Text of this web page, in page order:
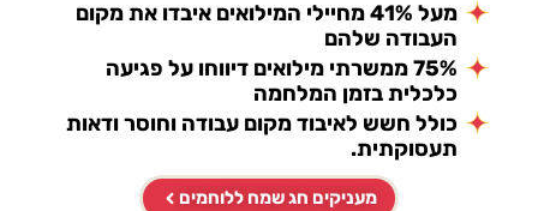
מעל 41% מחיילי המילואים איבדו את מקום
העבודה שלהם
75% ממשרתי מילואים דיווחו על פגיעה
כלכלית בזמן המלחמה
כולל חשש לאיבוד מקום עבודה וחוסר ודאות
תעסוקתית.
מעניקים חג שמח ללוחמים